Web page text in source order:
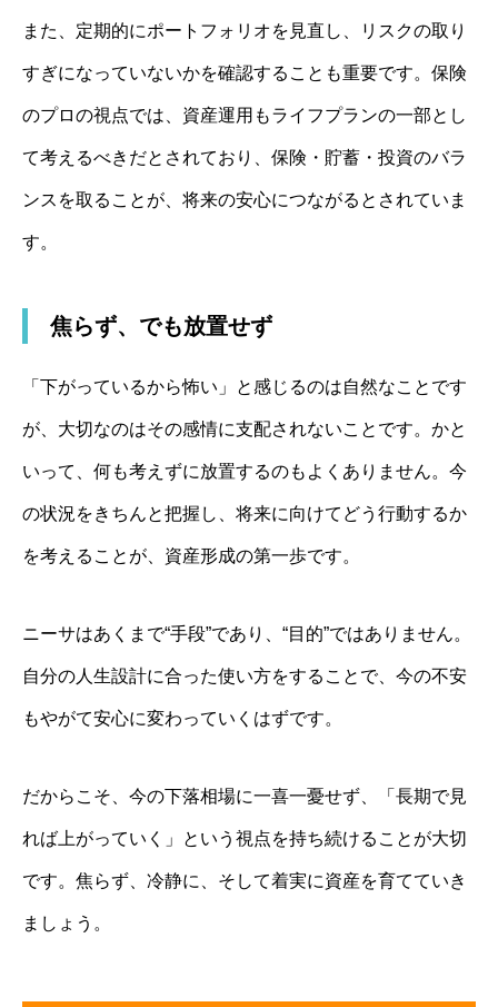
また、定期的にポートフォリオを見直し、リスクの取り
すぎになっていないかを確認することも重要です。保険
のプロの視点では、資産運用もライフプランの一部とし
て考えるべきだとされており、保険・貯蓄・投資のバラ
ンスを取ることが、将来の安心につながるとされていま
す。
焦らず、でも放置せず
「下がっているから怖い」と感じるのは自然なことです
が、大切なのはその感情に支配されないことです。かと
いって、何も考えずに放置するのもよくありません。今
の状況をきちんと把握し、将来に向けてどう行動するか
を考えることが、資産形成の第一歩です。
ニーサはあくまで“手段”であり、“目的”ではありません。
自分の人生設計に合った使い方をすることで、今の不安
もやがて安心に変わっていくはずです。
だからこそ、今の下落相場に一喜一憂せず、「長期で見
れば上がっていく」という視点を持ち続けることが大切
です。焦らず、冷静に、そして着実に資産を育てていき
ましょう。